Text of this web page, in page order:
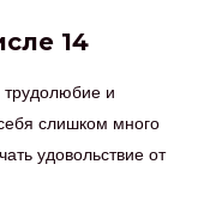
14
трудолюбие и
слишком много
удовольствие от